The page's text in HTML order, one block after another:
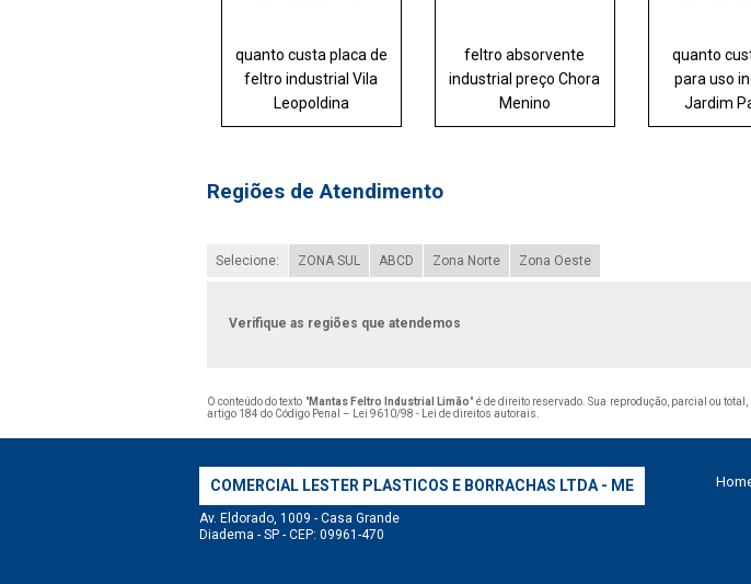
quanto custa placa de
feltro industrial Vila
Leopoldina
feltro absorvente
industrial preço Chora
Menino
quanto
para uso
Jardim
Regiões de Atendimento
Selecione: ZONA SUL ABCD Zona Norte Zona Oeste
Verifique as regiões que atendemos
O conteúdo do texto "Mantas Feltro Industrial Limão" é de direito reservado. Sua reprodução, parcial ou
artigo 184 do Código Penal – Lei 9610/98 - Lei de direitos autorais.
COMERCIAL LESTER PLASTICOS E BORRACHAS LTDA - ME
Av. Eldorado, 1009 - Casa Grande
Diadema - SP - CEP: 09961-470